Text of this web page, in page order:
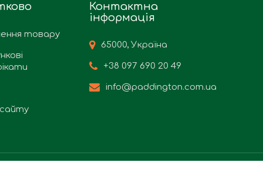
товару
Контактна
інформація
65000, Україна
+38 097 690 20 49
info@paddington.com.ua